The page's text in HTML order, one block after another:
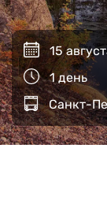
15
1 день
Санкт-